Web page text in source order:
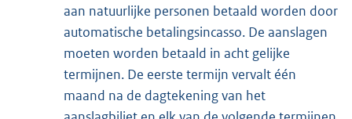
aan natuurlijke personen betaald worden door
automatische betalingsincasso. De aanslagen
moeten worden betaald in acht gelijke
termijnen. De eerste termijn vervalt één
maand na de dagtekening van het